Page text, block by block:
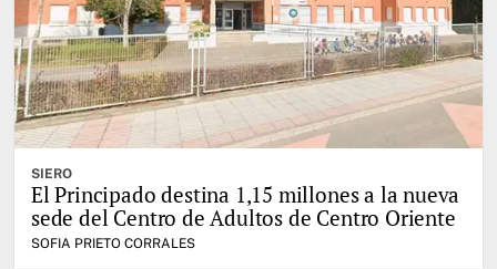
SIERO
El Principado destina 1,15 millones a la nueva
sede del Centro de Adultos de Centro Oriente
SOFIA PRIETO CORRALES